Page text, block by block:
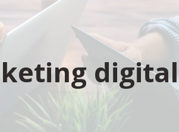
digital